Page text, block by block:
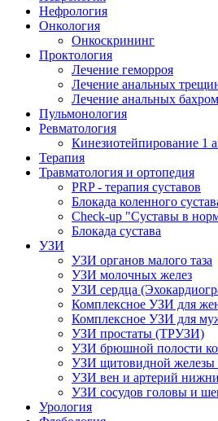
Нефрология
Онкология
Онкоскрининг
Проктология
Лечение геморроя
Лечение анальных
Лечение анальных
Пульмонология
Ревматология
Кинезиотейпирование 1
Терапия
Травматология и ортопедия
PRP - терапия суставов
Блокада коленного
Check-up "Суставы в
Блокада сустава
УЗИ
УЗИ органов малого таза
УЗИ молочных желез
УЗИ сердца
Комплексное УЗИ для
Комплексное УЗИ для
УЗИ простаты (ТРУЗИ)
УЗИ брюшной полости
УЗИ щитовидной железы
УЗИ вен и артерий
УЗИ сосудов головы и
Урология